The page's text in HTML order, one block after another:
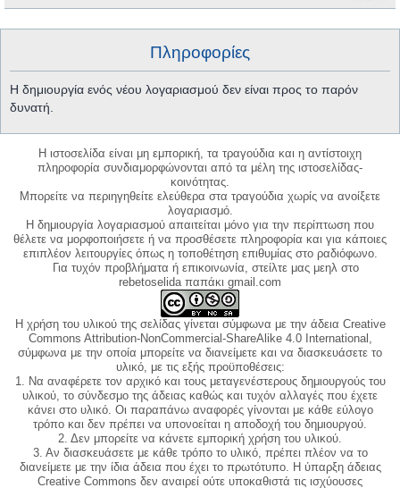
Πληροφορίες
Η δημιουργία ενός νέου λογαριασμού δεν είναι προς το παρόν
δυνατή.
Η ιστοσελίδα είναι μη εμπορική, τα τραγούδια και η αντίστοιχη
πληροφορία συνδιαμορφώνονται από τα μέλη της ιστοσελίδας-
κοινότητας.
Μπορείτε να περιηγηθείτε ελεύθερα στα τραγούδια χωρίς να ανοίξετε
λογαριασμό.
Η δημιουργία λογαριασμού απαιτείται μόνο για την περίπτωση που
θέλετε να μορφοποιήσετε ή να προσθέσετε πληροφορία και για κάποιες
επιπλέον λειτουργίες όπως η τοποθέτηση επιθυμίας στο ραδιόφωνο.
Για τυχόν προβλήματα ή επικοινωνία, στείλτε μας μεηλ στο
rebetoselida παπάκι gmail.com
Η χρήση του υλικού της σελίδας γίνεται σύμφωνα με την άδεια Creative
Commons Attribution-NonCommercial-ShareAlike 4.0 International,
σύμφωνα με την οποία μπορείτε να διανείμετε και να διασκευάσετε το
υλικό, με τις εξής προϋποθέσεις:
1. Να αναφέρετε τον αρχικό και τους μεταγενέστερους δημιουργούς του
υλικού, το σύνδεσμο της άδειας καθώς και τυχόν αλλαγές που έχετε
κάνει στο υλικό. Οι παραπάνω αναφορές γίνονται με κάθε εύλογο
τρόπο και δεν πρέπει να υπονοείται η αποδοχή του δημιουργού.
2. Δεν μπορείτε να κάνετε εμπορική χρήση του υλικού.
3. Αν διασκευάσετε με κάθε τρόπο το υλικό, πρέπει πλέον να το
διανείμετε με την ίδια άδεια που έχει το πρωτότυπο. Η ύπαρξη άδειας
Creative Commons δεν αναιρεί ούτε υποκαθιστά τις ισχύουσες